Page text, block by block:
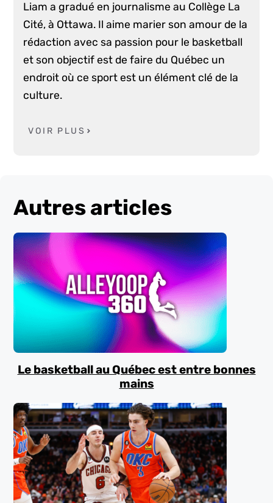
Liam a gradué en journalisme au Collège La
Cité, à Ottawa. Il aime marier son amour de la
rédaction avec sa passion pour le basketball
et son objectif est de faire du Québec un
endroit où ce sport est un élément clé de la
culture.
VOIR PLUS
Autres articles
Le basketball au Québec est entre bonnes
mains